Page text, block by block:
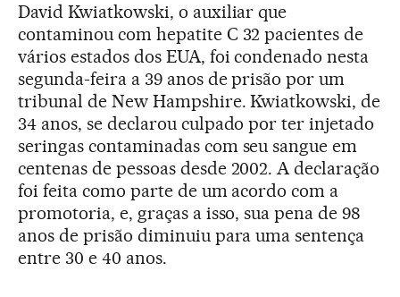
David Kwiatkowski, o auxiliar que
contaminou com hepatite C 32 pacientes de
vários estados dos EUA, foi condenado nesta
segunda-feira a 39 anos de prisão por um
tribunal de New Hampshire. Kwiatkowski, de
34 anos, se declarou culpado por ter injetado
seringas contaminadas com seu sangue em
centenas de pessoas desde 2002. A declaração
foi feita como parte de um acordo com a
promotoria, e, graças a isso, sua pena de 98
anos de prisão diminuiu para uma sentença
entre 30 e 40 anos.